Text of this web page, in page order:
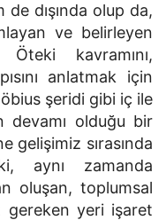
dışında olup da,
ve belirleyen
kavramını,
anlatmak için
şeridi gibi iç ile
devamı olduğu bir
gelişimiz sırasında
aynı zamanda
oluşan, toplumsal
gereken yeri işaret